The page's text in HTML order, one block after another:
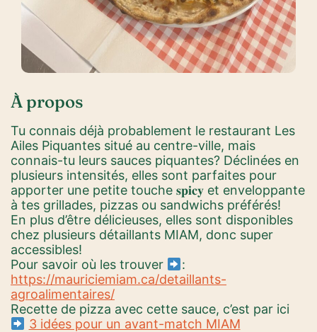
À propos
Tu connais déjà probablement le restaurant Les
Ailes Piquantes situé au centre-ville, mais
connais-tu leurs sauces piquantes? Déclinées en
plusieurs intensités, elles sont parfaites pour
apporter une petite touche 𝐬𝐩𝐢𝐜𝐲 et enveloppante
à tes grillades, pizzas ou sandwichs préférés!
En plus d’être délicieuses, elles sont disponibles
chez plusieurs détaillants MIAM, donc super
accessibles!
Pour savoir où les trouver
:
https://mauriciemiam.ca/detaillants-
agroalimentaires/
Recette de pizza avec cette sauce, c’est par ici
3 idées pour un avant-match MIAM